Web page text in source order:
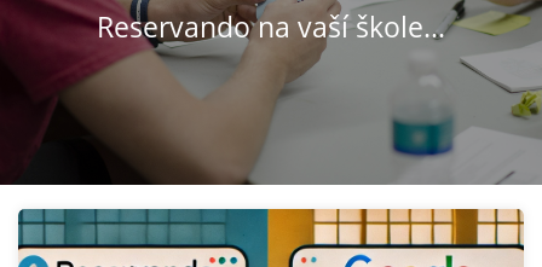
Reservando na vaší škole...